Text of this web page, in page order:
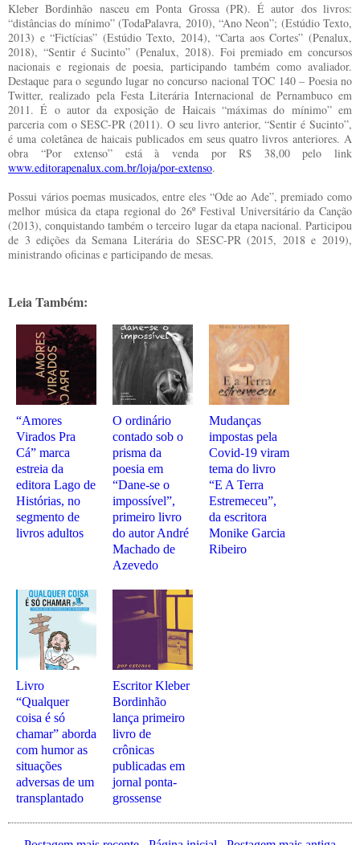
Kleber Bordinhão nasceu em Ponta Grossa (PR). É autor dos livros:
“distâncias do mínimo” (TodaPalavra, 2010), “Ano Neon”; (Estúdio Texto,
2013) e “Fictícias” (Estúdio Texto, 2014), “Carta aos Cortes” (Penalux,
2018), “Sentir é Sucinto” (Penalux, 2018). Foi premiado em concursos
nacionais e regionais de poesia, participando também como avaliador.
Destaque para o segundo lugar no concurso nacional TOC 140 – Poesia no
Twitter, realizado pela Festa Literária Internacional de Pernambuco em
2011. É o autor da exposição de Haicais “máximas do mínimo” em
parceria com o SESC-PR (2011). O seu livro anterior, “Sentir é Sucinto”,
é uma coletânea de haicais publicados em seus quatro livros anteriores. A
obra “Por extenso” está à venda por R$ 38,00 pelo link
www.editorapenalux.com.br/loja/por-extenso.
Possui vários poemas musicados, entre eles “Ode ao Ade”, premiado como
melhor música da etapa regional do 26º Festival Universitário da Canção
(2013), conquistando também o terceiro lugar da etapa nacional. Participou
de 3 edições da Semana Literária do SESC-PR (2015, 2018 e 2019),
ministrando oficinas e participando de mesas.
Leia Também:
“Amores
Virados Pra
Cá” marca
estreia da
editora Lago de
Histórias, no
segmento de
livros adultos
O ordinário
contado sob o
prisma da
poesia em
“Dane-se o
impossível”,
primeiro livro
do autor André
Machado de
Azevedo
Mudanças
impostas pela
Covid-19 viram
tema do livro
“E A Terra
Estremeceu”,
da escritora
Monike Garcia
Ribeiro
Livro
“Qualquer
coisa é só
chamar” aborda
com humor as
situações
adversas de um
transplantado
Escritor Kleber
Bordinhão
lança primeiro
livro de
crônicas
publicadas em
jornal ponta-
grossense